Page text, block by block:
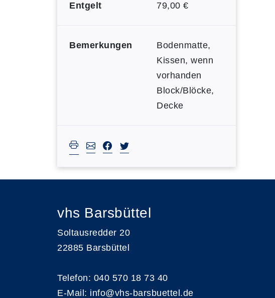
Entgelt 79,00 €
Bemerkungen
Bodenmatte,
Kissen, wenn
vorhanden
Block/Blöcke,
Decke
vhs Barsbüttel
Soltausredder 20
22885 Barsbüttel
Telefon: 040 570 18 73 40
E-Mail: info@vhs-barsbuettel.de